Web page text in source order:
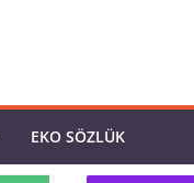
EKO SÖZLÜK